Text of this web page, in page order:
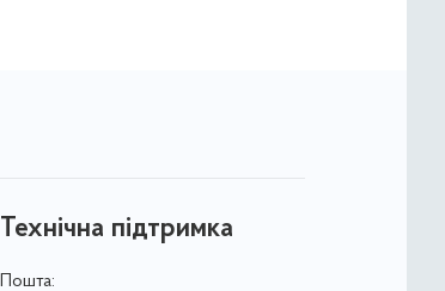
Технічна підтримка
Пошта: